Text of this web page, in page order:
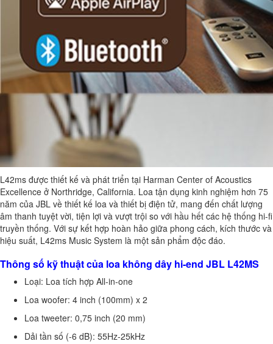
L42ms được thiết kế và phát triển tại Harman Center of Acoustics
Excellence ở Northridge, California. Loa tận dụng kinh nghiệm hơn 75
năm của JBL về thiết kế loa và thiết bị điện tử, mang đến chất lượng
âm thanh tuyệt vời, tiện lợi và vượt trội so với hầu hết các hệ thống hi-fi
truyền thống. Với sự kết hợp hoàn hảo giữa phong cách, kích thước và
hiệu suất, L42ms Music System là một sản phẩm độc đáo.
Thông số kỹ thuật của loa không dây hi-end JBL L42MS
Loại: Loa tích hợp All-in-one
Loa woofer: 4 inch (100mm) x 2
Loa tweeter: 0,75 inch (20 mm)
Dải tần số (-6 dB): 55Hz-25kHz